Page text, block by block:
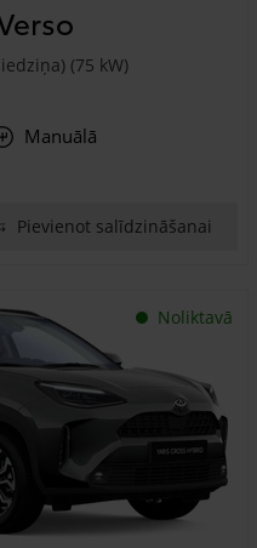
(75 kW)
Manuālā
Pievienot salīdzināšanai
Noliktavā